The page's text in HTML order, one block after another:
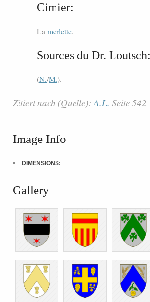
Cimier:
La merlette.
Sources du Dr. Loutsch:
(N./M.).
Zitiert nach (Quelle):A.L. Seite 542
Image Info
DIMENSIONS:
Gallery